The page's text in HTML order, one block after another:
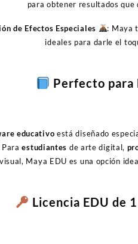
para obtener resultados
de Efectos Especiales
: Maya
ideales para darle el
Perfecto para
educativo está diseñado
Paraestudiantes de arte digital,
Maya EDU es una opción
Licencia EDU de